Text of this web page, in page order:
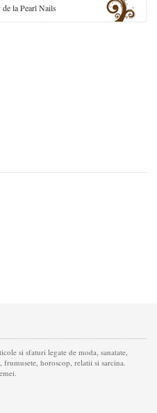
la Pearl Nails
si sfaturi legate de moda, sanatate,
horoscop, relatii si sarcina.